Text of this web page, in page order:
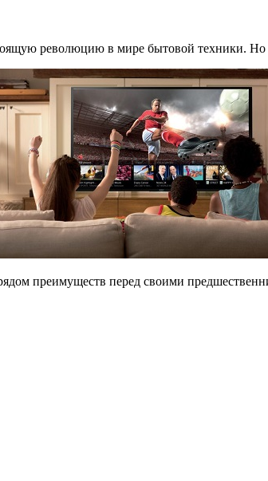
революцию в мире бытовой техники.
преимуществ перед своими